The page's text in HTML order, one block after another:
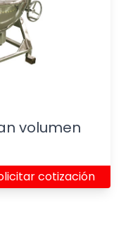
volumen
cotización